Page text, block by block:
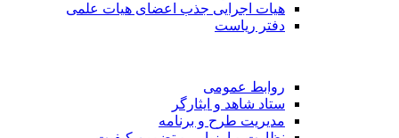
هیات اجرایی جذب اعضای هیات علمی
دفتر ریاست
روابط عمومی
ستاد شاهد و ایثارگر
مدیریت طرح و برنامه